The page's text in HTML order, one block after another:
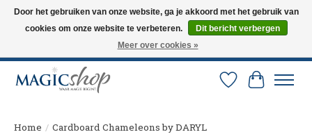
Altijd de nieuwste trucs op voorraad. Snelle verzending via PostNL en DHL.
Langskomen in onze winkel? Bel of mail om een afspraak te maken. 0251-
Verlanglijst
Home / Cardboard Chameleons by DARYL
Door het gebruiken van onze website, ga je akkoord met het gebruik van
cookies om onze website te verbeteren.
Dit bericht verbergen
Meer over cookies »